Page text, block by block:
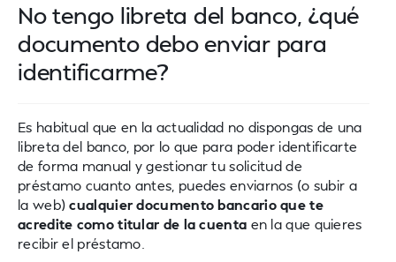
No tengo libreta del banco, ¿qué
documento debo enviar para
identificarme?
Es habitual que en la actualidad no dispongas de una
libreta del banco, por lo que para poder identificarte
de forma manual y gestionar tu solicitud de
préstamo cuanto antes, puedes enviarnos (o subir a
la web) cualquier documento bancario que te
acredite como titular de la cuenta en la que quieres
recibir el préstamo.